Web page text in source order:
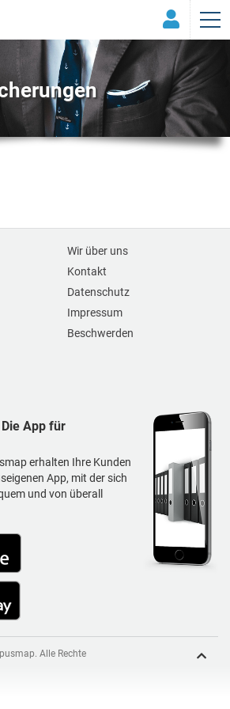
Wir über uns
Kontakt
Datenschutz
Impressum
Beschwerden
App für
erhalten Ihre Kunden
App, mit der sich
und von überall
Alle Rechte